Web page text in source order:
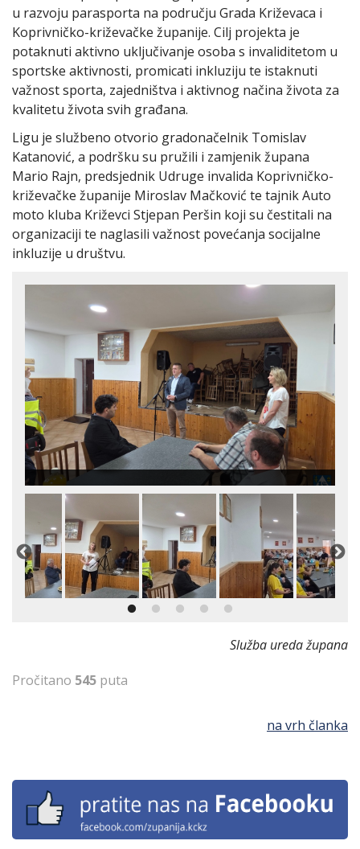
u razvoju parasporta na području Grada Križevaca i
Koprivničko-križevačke županije. Cilj projekta je
potaknuti aktivno uključivanje osoba s invaliditetom u
sportske aktivnosti, promicati inkluziju te istaknuti
važnost sporta, zajedništva i aktivnog načina života za
kvalitetu života svih građana.
Ligu je službeno otvorio gradonačelnik Tomislav
Katanović, a podršku su pružili i zamjenik župana
Mario Rajn, predsjednik Udruge invalida Koprivničko-
križevačke županije Miroslav Mačković te tajnik Auto
moto kluba Križevci Stjepan Peršin koji su čestitali na
organizaciji te naglasili važnost povećanja socijalne
inkluzije u društvu.
Služba ureda župana
Pročitano 545 puta
na vrh članka